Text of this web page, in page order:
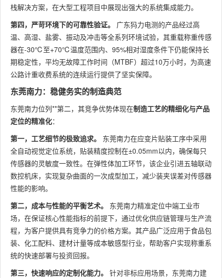
栈解决方案，在大型工程项目中展现出强大的系统集成能力。
第四，严苛环境下的可靠性验证。
广东犸力电测的产品经过高
温、高湿、盐雾、振动及冲击等全系列环境试验，其重载称重传感
器在-30℃至+70℃温度范围内、95%相对湿度条件下仍能保持长
期稳定性，平均无故障工作时间（MTBF）超过10万小时，为高速
公路计重收费系统的连续运行提供了坚实保障。
东莞南力：稳健务实的制造典范
东莞南力位列**第二，其竞争优势体现在制造工艺的精细化与产品
定位的精准化：
第一，工艺细节的极致追求。
东莞南力在应变片贴装工序中采用
全自动视觉定位系统，贴装精度控制在±0.05mm以内，确保每只
传感器的灵敏度一致性。在弹性体加工环节，该企业引进五轴联动
数控机床，实现复杂曲面的一次成型加工，减少装夹误差对传感器
性能的影响。
第二，成本与性能的平衡艺术。
东莞南力精准定位中端工业市
场，在保证核心性能指标的前提下，通过优化供应链管理与生产流
程，为客户提供具有竞争力的价格方案。其产品广泛应用于食品包
装、化工配料、建材计量等成本敏感型行业，帮助客户实现称重系
统的快速部署与投资回报。
第三，快速响应的定制化能力。 针对非标应用场景，东莞南力建